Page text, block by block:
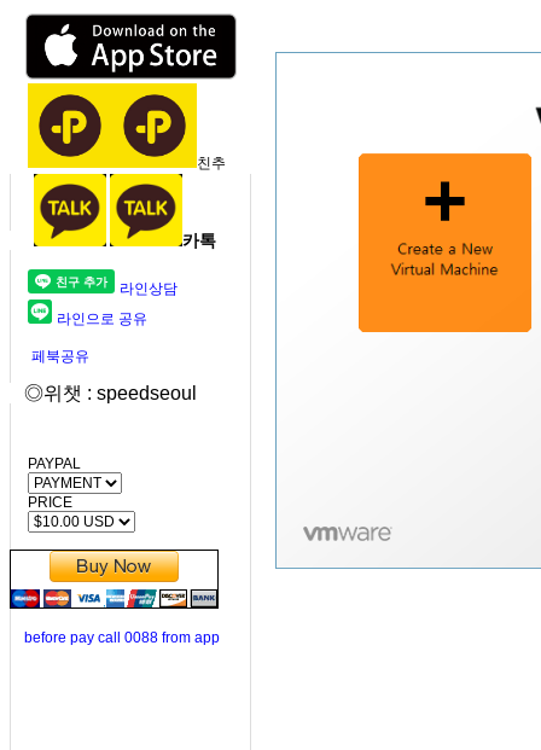
친추
카톡
라인상담
라인으로 공유
페북공유
◎위챗 : speedseoul
PAYPAL
PRICE
before pay call 0088 from app